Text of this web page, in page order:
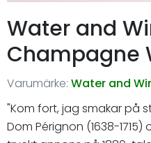
Water and
Champagne
Varumärke: Water and
"Kom fort, jag smakar på
Dom Pérignon (1638-